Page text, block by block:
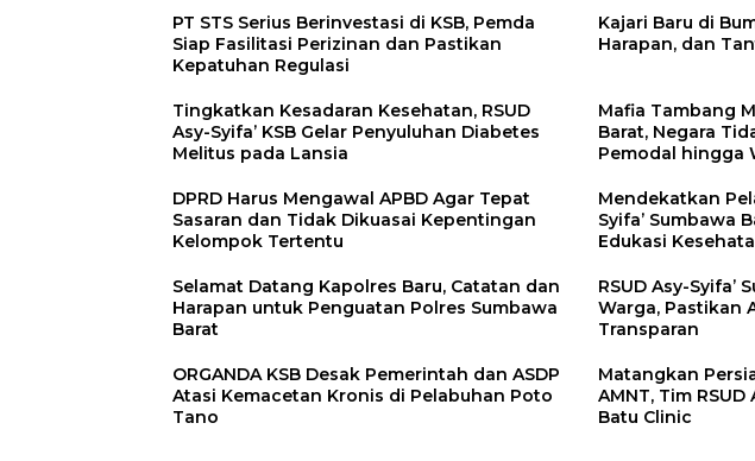
PT STS Serius Berinvestasi di KSB, Pemda
Siap Fasilitasi Perizinan dan Pastikan
Kepatuhan Regulasi
Kajari Baru di
Harapan, dan
Tingkatkan Kesadaran Kesehatan, RSUD
Asy-Syifa’ KSB Gelar Penyuluhan Diabetes
Melitus pada Lansia
Mafia Tambang
Barat, Negara
Pemodal hingga
DPRD Harus Mengawal APBD Agar Tepat
Sasaran dan Tidak Dikuasai Kepentingan
Kelompok Tertentu
Mendekatkan
Syifa’ Sumbawa
Edukasi
Selamat Datang Kapolres Baru, Catatan dan
Harapan untuk Penguatan Polres Sumbawa
Barat
RSUD Asy-Syifa’
Warga, Pastikan
Transparan
ORGANDA KSB Desak Pemerintah dan ASDP
Atasi Kemacetan Kronis di Pelabuhan Poto
Tano
Matangkan
AMNT, Tim
Batu Clinic